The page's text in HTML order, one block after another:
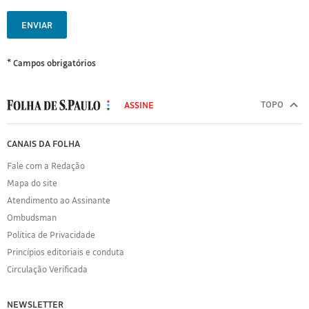
ENVIAR
* Campos obrigatórios
500
Folha
S.Paulo
ASSINE TOPO
FOLHA
S.PAULO
Sobre
Folha
Política
de
Privacidade
CANAIS DA FOLHA
Fale com a Redação
Mapa do site
Atendimento ao Assinante
Ombudsman
Política de Privacidade
Princípios editoriais e conduta
Circulação Verificada
NEWSLETTER